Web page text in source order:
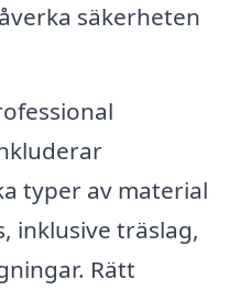
säkerheten
typer av material
inklusive träslag,
Rätt